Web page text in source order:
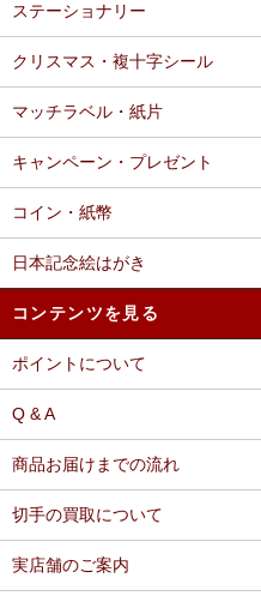
ステーショナリー
クリスマス・複十字シール
マッチラベル・紙片
キャンペーン・プレゼント
コイン・紙幣
日本記念絵はがき
コンテンツを見る
ポイントについて
Q & A
商品お届けまでの流れ
切手の買取について
実店舗のご案内